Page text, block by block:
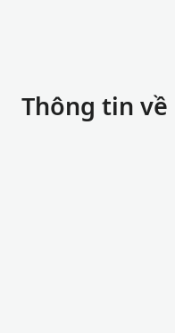
Thông tin